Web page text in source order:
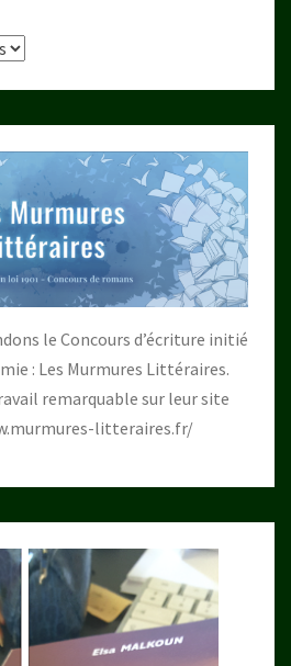
le Concours d’écriture initié
: Les Murmures Littéraires.
remarquable sur leur site
litteraires.fr/